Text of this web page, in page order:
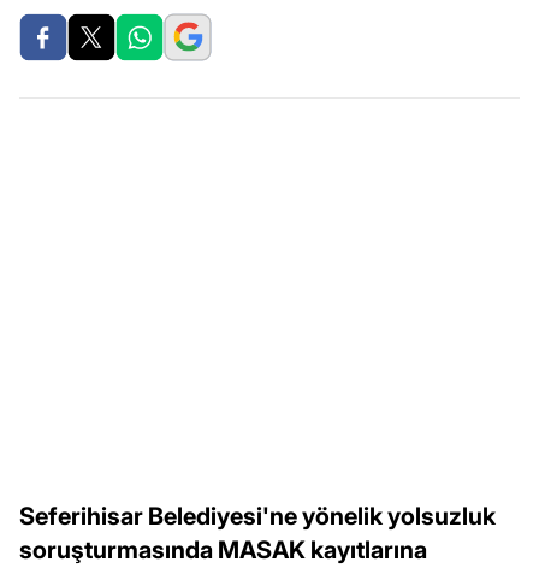
Seferihisar Belediyesi'ne yönelik yolsuzluk
soruşturmasında MASAK kayıtlarına